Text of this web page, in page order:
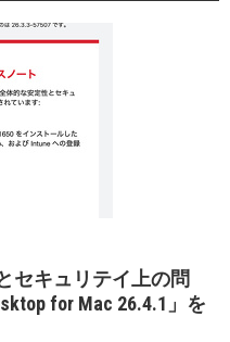
セキュリテイ上の問
for Mac 26.4.1」を